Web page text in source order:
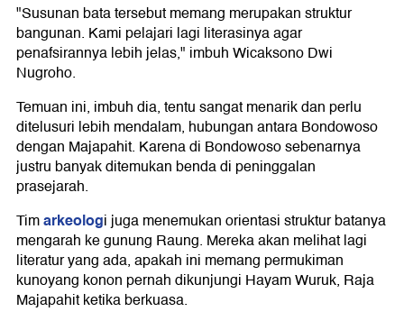
"Susunan bata tersebut memang merupakan struktur
bangunan. Kami pelajari lagi literasinya agar
penafsirannya lebih jelas," imbuh Wicaksono Dwi
Nugroho.
Temuan ini, imbuh dia, tentu sangat menarik dan perlu
ditelusuri lebih mendalam, hubungan antara Bondowoso
dengan Majapahit. Karena di Bondowoso sebenarnya
justru banyak ditemukan benda di peninggalan
prasejarah.
Timarkeologi juga menemukan orientasi struktur batanya
mengarah ke gunung Raung. Mereka akan melihat lagi
literatur yang ada, apakah ini memang permukiman
kunoyang konon pernah dikunjungi Hayam Wuruk, Raja
Majapahit ketika berkuasa.